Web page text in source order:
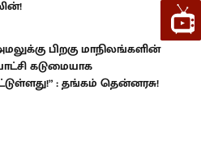
பிறகு மாநிலங்களின்
கடுமையாக
: தங்கம் தென்னரசு!